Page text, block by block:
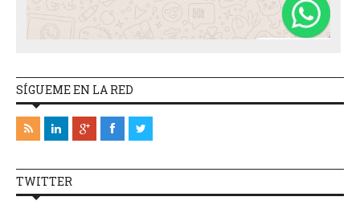
SÍGUEME EN LA RED
TWITTER